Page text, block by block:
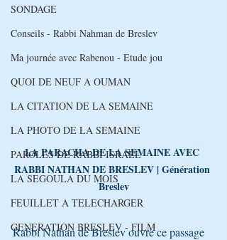
SONDAGE
Conseils - Rabbi Nahman de Breslev
Ma journée avec Rabenou - Etude jou
QUOI DE NEUF A OUMAN
LA CITATION DE LA SEMAINE
LA PHOTO DE LA SEMAINE
PAROLES DE RABBI ISRAEL
LA SEGOULA DU MOIS
FEUILLET A TELECHARGER
GENERATION BRESLEV - FILM
LA PARACHA DE LA SEMAINE AVEC
RABBI NATHAN DE BRESLEV | Génération
Breslev
Rabbi Nathan de Breslev ouvre ce passage